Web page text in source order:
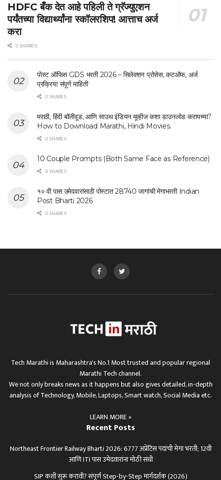
HDFC बँक देत आहे पहिली ते ग्रॅज्युएशन
पर्यंतच्या विद्यार्थ्यांना स्कॉलरशिप! आत्ताच अर्ज
करा
0 SHARES
पोस्ट ऑफिस GDS भरती 2026 – सिलेक्शन प्रोसेस, कटऑफ, अर्ज
प्रक्रिया संपूर्ण माहिती
0 SHARES
मराठी, हिंदी बॉलीवूड, आणि साउथ इंडियन मूव्हीज कशा डाउनलोड करायच्या?
How to Download Marathi, Hindi Movies.
0 SHARES
10 Couple Prompts (Both Same Face as Reference)
0 SHARES
१० वी पास उमेदवारांसाठी पोस्टात 28740 जागांची मेगाभरती Indian
Post Bharti 2026
0 SHARES
Tech Marathi is Maharashtra's No.1 Most trusted and popular regional
Marathi Tech channel.
We not only breaks news as it happens but also gives detailed, in-depth
analysis of Technology, Mobile, Laptops, Smart watch, Social Media etc.
LEARN MORE »
Recent Posts
Northeast Frontier Railway Bharti 2026: 6777 अप्रेंटिस पदांची मेगा भरती; 12वी
आणि ITI पास उमेदवारांना मोठी संधी
SIP कशी सुरू करावी? संपूर्ण Step-by-Step मार्गदर्शक (2026)